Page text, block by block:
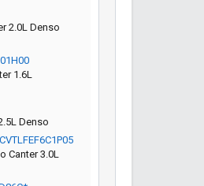
2.0L Denso
1.6L
Denso
Canter 3.0L